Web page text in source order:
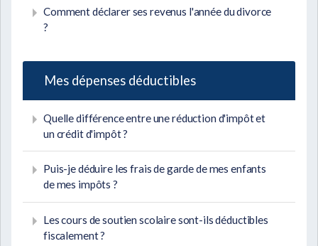
Comment déclarer ses revenus l'année du divorce
?
Mes dépenses déductibles
Quelle différence entre une réduction d'impôt et
un crédit d'impôt ?
Puis-je déduire les frais de garde de mes enfants
de mes impôts ?
Les cours de soutien scolaire sont-ils déductibles
fiscalement ?